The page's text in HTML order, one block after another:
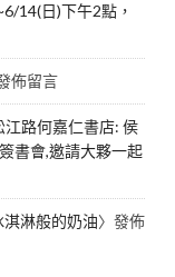
14(日)下午2點，
佈留言
路何嘉仁書店: 侯
書會,邀請大夥一起
淋般的奶油〉發佈